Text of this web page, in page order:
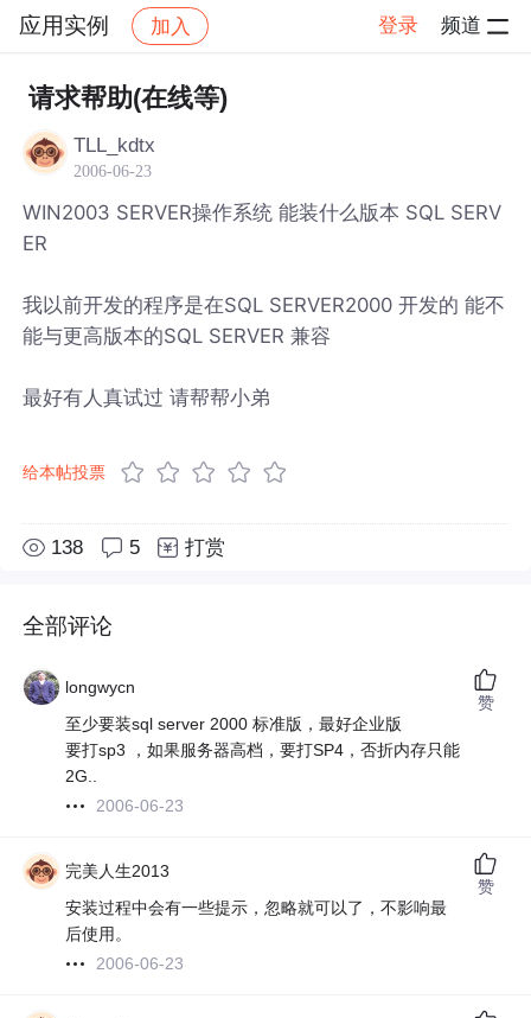
应用实例 加入 登录 频道
社区 应用实例 帖子详情
请求帮助(在线等)
TLL_kdtx
2006-06-23
WIN2003 SERVER操作系统 能装什么版本 SQL SERV
ER
我以前开发的程序是在SQL SERVER2000 开发的 能不
能与更高版本的SQL SERVER 兼容
最好有人真试过 请帮帮小弟
给本帖投票
138 5 打赏
全部评论
longwycn
至少要装sql server 2000 标准版，最好企业版
要打sp3 ，如果服务器高档，要打SP4，否折内存只能
2G..
2006-06-23
赞
完美人生2013
安装过程中会有一些提示，忽略就可以了，不影响最
后使用。
2006-06-23
赞